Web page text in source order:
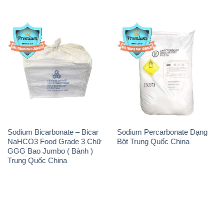
Sodium Bicarbonate – Bicar
NaHCO3 Food Grade 3 Chữ
GGG Bao Jumbo ( Bành )
Trung Quốc China
Sodium Percarbonate Dạng
Bột Trung Quốc China